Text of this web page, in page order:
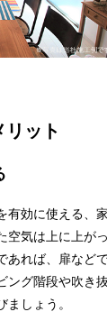
リット
有効に使える、
空気は上に上が
あれば、扉など
ング階段や吹き
しょう。